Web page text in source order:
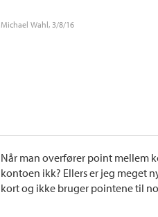
Michael Wahl, 3/8/16
Når man overfører point mellem
kontoen ikk? Ellers er jeg meget
kort og ikke bruger pointene til